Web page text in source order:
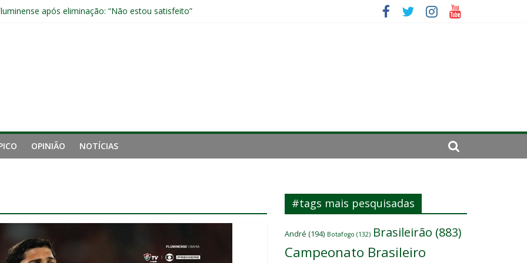
após eliminação: “Não estou satisfeito”
e está eliminado da Copa do Brasil
jogadores formados em Xerém entre os relacionados para o clássico
OPINIÃO NOTÍCIAS
#tags mais pesquisadas
André (194) Botafogo (132) Brasileirão (883)
Campeonato Brasileiro